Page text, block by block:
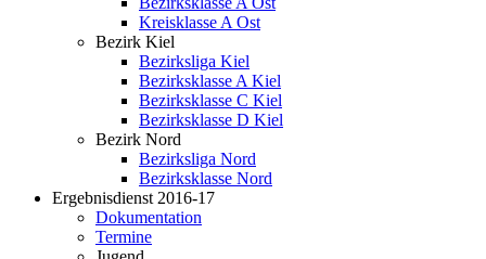
Kreisklasse A Ost
Bezirk Kiel
Bezirksliga Kiel
Bezirksklasse A Kiel
Bezirksklasse C Kiel
Bezirksklasse D Kiel
Bezirk Nord
Bezirksliga Nord
Bezirksklasse Nord
Ergebnisdienst 2016-17
Dokumentation
Termine